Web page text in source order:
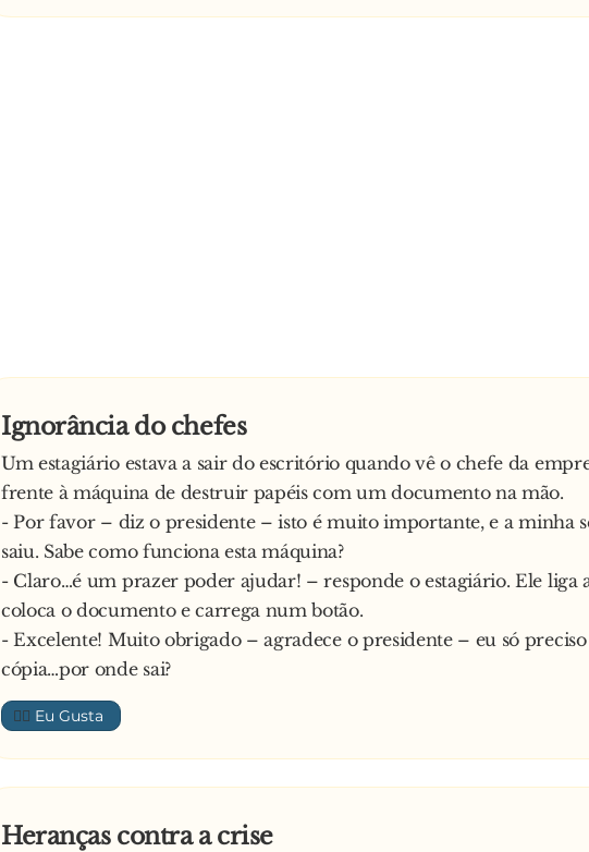
Ignorância do chefes
Um estagiário estava a sair do escritório quando vê o chefe da
frente à máquina de destruir papéis com um documento na mão.
- Por favor – diz o presidente – isto é muito importante, e a minha
saiu. Sabe como funciona esta máquina?
- Claro…é um prazer poder ajudar! – responde o estagiário. Ele liga
coloca o documento e carrega num botão.
- Excelente! Muito obrigado – agradece o presidente – eu só
cópia…por onde sai?
👍🏼
Heranças contra a crise